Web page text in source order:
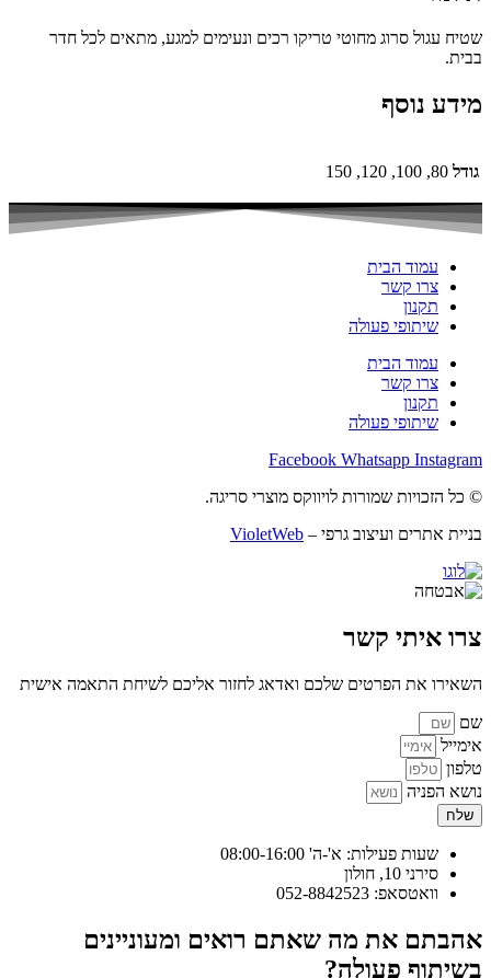
שטיח עגול סרוג מחוטי טריקו רכים ונעימים למגע, מתאים לכל חדר
בבית.
מידע נוסף
גודל 80, 100, 120, 150
עמוד הבית
צרו קשר
תקנון
שיתופי פעולה
עמוד הבית
צרו קשר
תקנון
שיתופי פעולה
Facebook Whatsapp Instagram
© כל הזכויות שמורות לויווקס מוצרי סריגה.
בניית אתרים ועיצוב גרפי – VioletWeb
צרו איתי קשר
השאירו את הפרטים שלכם ואדאג לחזור אליכם לשיחת התאמה אישית
שם
אימייל
טלפון
נושא הפניה
שלח
שעות פעילות: א'-ה' 08:00-16:00
סירני 10, חולון
וואטסאפ: 052-8842523
אהבתם את מה שאתם רואים ומעוניינים
בשיתוף פעולה?